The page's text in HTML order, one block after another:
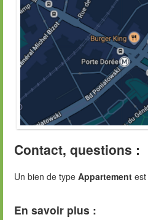
Contact, questions :
Un bien de type Appartement
En savoir plus :